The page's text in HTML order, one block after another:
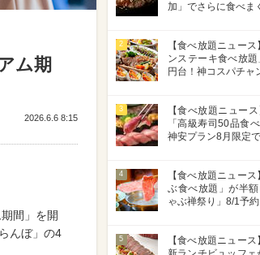
ム期
2026.6.6 8:15
間」を開
んぼ」の4
加」でさらに食べま
2
【食べ放題ニュー
ンステーキ食べ放
円台！神コスパチャ
3
【食べ放題ニュー
「高級寿司50品食
神安プラン8月限定
4
【食べ放題ニュー
ぶ食べ放題」が半
ゃぶ禅祭り」8/1予
5
【食べ放題ニュー